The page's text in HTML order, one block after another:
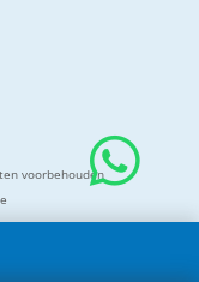
voorbehouden